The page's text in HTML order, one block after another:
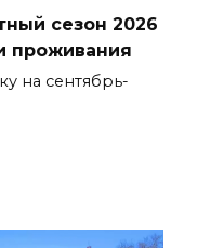
сезон 2026
проживания
на сентябрь-